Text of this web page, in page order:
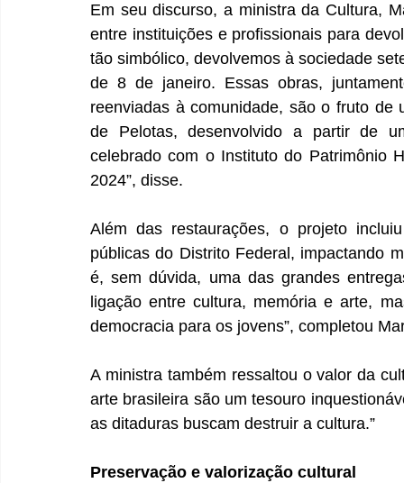
Em seu discurso, a ministra da Cultura,
entre instituições e profissionais para
tão simbólico, devolvemos à sociedade
de 8 de janeiro. Essas obras,
reenviadas à comunidade, são o fruto de
de Pelotas, desenvolvido a partir de
celebrado com o Instituto do Patrimônio
2024”, disse.
Além das restaurações, o projeto
públicas do Distrito Federal, impactando
é, sem dúvida, uma das grandes
ligação entre cultura, memória e arte,
democracia para os jovens”, completou
A ministra também ressaltou o valor da
arte brasileira são um tesouro
as ditaduras buscam destruir a cultura.”
Preservação e valorização cultural